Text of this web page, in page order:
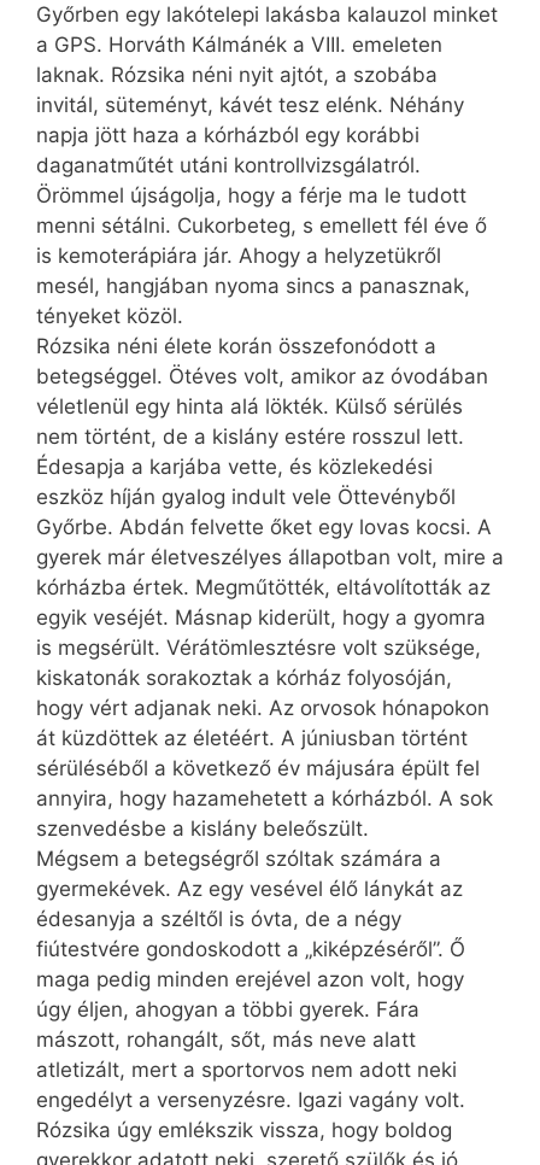
Győrben egy lakótelepi lakásba kalauzol minket
a GPS. Horváth Kálmánék a VIII. emeleten
laknak. Rózsika néni nyit ajtót, a szobába
invitál, süteményt, kávét tesz elénk. Néhány
napja jött haza a kórházból egy korábbi
daganatműtét utáni kontrollvizsgálatról.
Örömmel újságolja, hogy a férje ma le tudott
menni sétálni. Cukorbeteg, s emellett fél éve ő
is kemoterápiára jár. Ahogy a helyzetükről
mesél, hangjában nyoma sincs a panasznak,
tényeket közöl.
Rózsika néni élete korán összefonódott a
betegséggel. Ötéves volt, amikor az óvodában
véletlenül egy hinta alá lökték. Külső sérülés
nem történt, de a kislány estére rosszul lett.
Édesapja a karjába vette, és közlekedési
eszköz híján gyalog indult vele Öttevényből
Győrbe. Abdán felvette őket egy lovas kocsi. A
gyerek már életveszélyes állapotban volt, mire a
kórházba értek. Megműtötték, eltávolították az
egyik veséjét. Másnap kiderült, hogy a gyomra
is megsérült. Vérátömlesztésre volt szüksége,
kiskatonák sorakoztak a kórház folyosóján,
hogy vért adjanak neki. Az orvosok hónapokon
át küzdöttek az életéért. A júniusban történt
sérüléséből a következő év májusára épült fel
annyira, hogy hazamehetett a kórházból. A sok
szenvedésbe a kislány beleőszült.
Mégsem a betegségről szóltak számára a
gyermekévek. Az egy vesével élő lánykát az
édesanyja a széltől is óvta, de a négy
fiútestvére gondoskodott a „kiképzéséről”. Ő
maga pedig minden erejével azon volt, hogy
úgy éljen, ahogyan a többi gyerek. Fára
mászott, rohangált, sőt, más neve alatt
atletizált, mert a sportorvos nem adott neki
engedélyt a versenyzésre. Igazi vagány volt.
Rózsika úgy emlékszik vissza, hogy boldog
gyerekkor adatott neki, szerető szülők és jó